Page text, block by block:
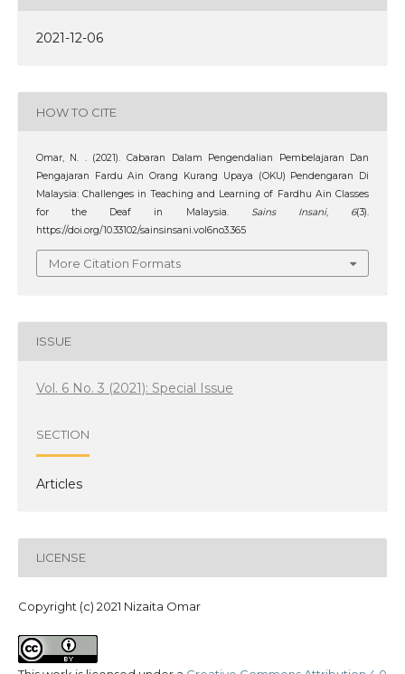
2021-12-06
HOW TO CITE
Omar, N. . (2021). Cabaran Dalam Pengendalian Pembelajaran Dan
Pengajaran Fardu Ain Orang Kurang Upaya (OKU) Pendengaran Di
Malaysia: Challenges in Teaching and Learning of Fardhu Ain Classes
for the Deaf in Malaysia. Sains Insani, 6(3).
https://doi.org/10.33102/sainsinsani.vol6no3.365
More Citation Formats
ISSUE
Vol. 6 No. 3 (2021): Special Issue
SECTION
Articles
LICENSE
Copyright (c) 2021 Nizaita Omar